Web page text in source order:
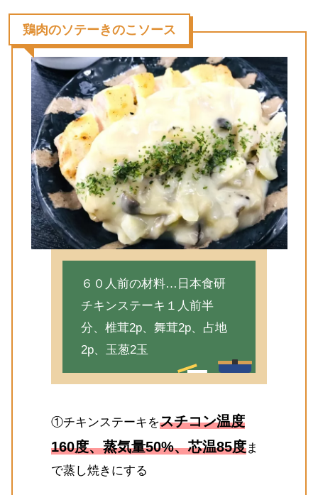
鶏肉のソテーきのこソース
６０人前の材料…日本食研
チキンステーキ１人前半
分、椎茸2p、舞茸2p、占地
2p、玉葱2玉
①チキンステーキをスチコン温度
160度、蒸気量50%、芯温85度ま
で蒸し焼きにする